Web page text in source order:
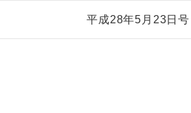
平成28年5月23日号